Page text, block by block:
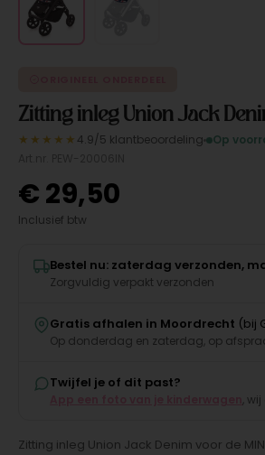
Zitting inleg Union Jack
★★★★★ 4.9/5 klantbeoordeling
Op
€29,50
Inclusief btw
Bestel nu: zaterdag verzonden,
Zorgvuldig verpakt verzonden
Gratis afhalen in Moordrecht (bij
Op donderdag en zaterdag, op
Twijfel je of dit past?
,
Zitting inleg Union Jack Denim voor de